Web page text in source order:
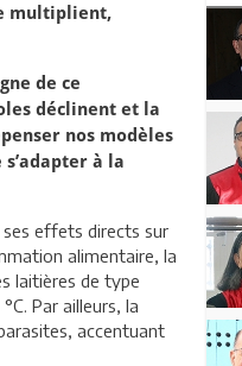
multiplient,
de ce
déclinent et la
nos modèles
à la
ses effets directs sur
alimentaire, la
laitières de type
Par ailleurs, la
accentuant